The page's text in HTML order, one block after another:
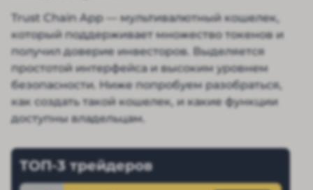
Trust Chain App — мультивалютный кошелек,
который поддерживает множество токенов и
получил доверие инвесторов. Выделяется
простотой интерфейса и высоким уровнем
безопасности. Ниже попробуем разобраться,
как создать такой кошелек, и какие функции
доступны владельцам.
ТОП-3 трейдеров